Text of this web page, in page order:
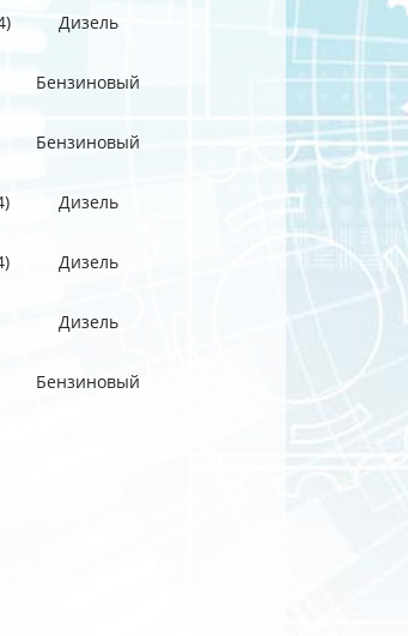
Дизель
Бензиновый
Бензиновый
Дизель
Дизель
Дизель
Бензиновый